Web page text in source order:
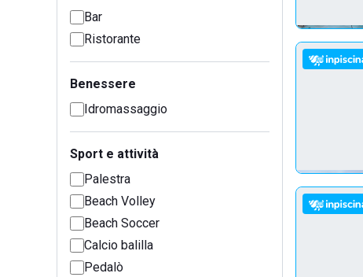
Bar
Ristorante
Benessere
Idromassaggio
Sport e attività
Palestra
Beach Volley
Beach Soccer
Calcio balilla
Pedalò